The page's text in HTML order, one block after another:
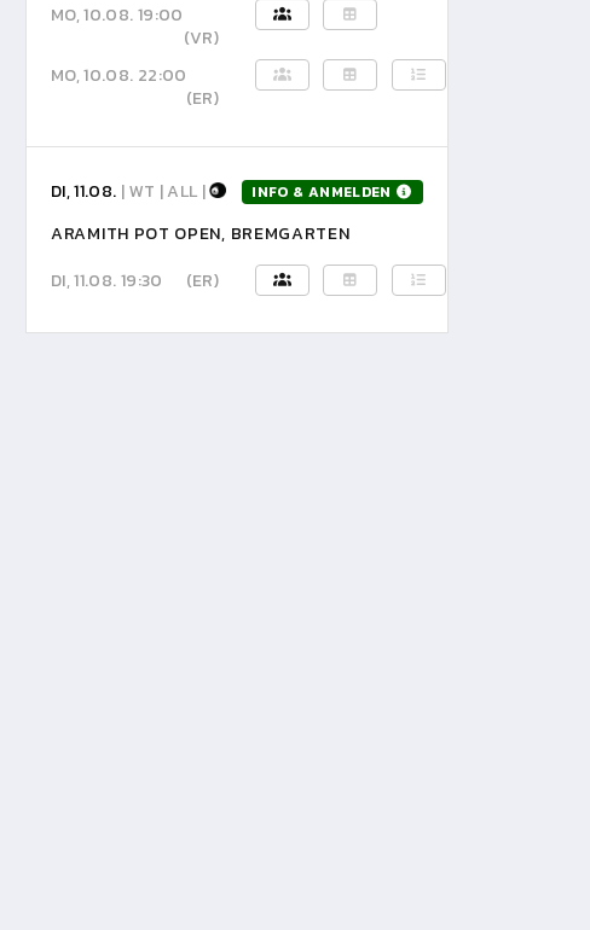
MO, 10.08. 19:00
(VR)
MO, 10.08. 22:00
(ER)
DI, 11.08. | WT | ALL | INFO & ANMELDEN
ARAMITH POT OPEN, BREMGARTEN
DI, 11.08. 19:30
(ER)